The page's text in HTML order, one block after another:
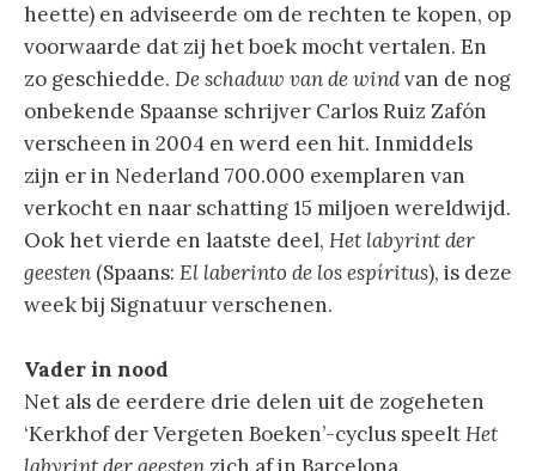
heette) en adviseerde om de rechten te kopen, op
voorwaarde dat zij het boek mocht vertalen. En
zo geschiedde. De schaduw van de windvan de nog
onbekende Spaanse schrijver Carlos Ruiz Zafón
verscheen in 2004 en werd een hit. Inmiddels
zijn er in Nederland 700.000 exemplaren van
verkocht en naar schatting 15 miljoen wereldwijd.
Ook het vierde en laatste deel, Het labyrint der
geesten (Spaans: El laberinto de los espíritus), is deze
week bij Signatuur verschenen.
Vader in nood
Net als de eerdere drie delen uit de zogeheten
‘Kerkhof der Vergeten Boeken’-cyclus speeltHet